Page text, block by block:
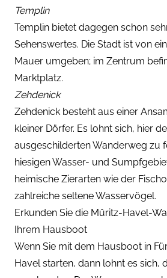
Templin
Templin bietet dagegen schon
Sehenswertes. Die Stadt ist von
Mauer umgeben; im Zentrum
Marktplatz.
Zehdenick
Zehdenick besteht aus einer
kleiner Dörfer. Es lohnt sich, hier
ausgeschilderten Wanderweg zu
hiesigen Wasser- und
heimische Zierarten wie der
zahlreiche seltene Wasservögel.
Erkunden Sie die Müritz-Havel-
Ihrem Hausboot
Wenn Sie mit dem Hausboot in
Havel starten, dann lohnt es sich,